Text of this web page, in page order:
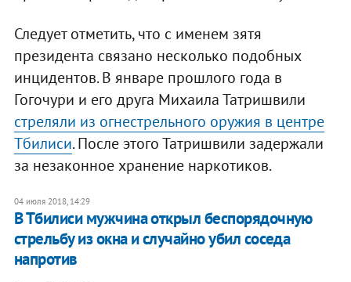
Следует отметить, что с именем зятя
президента связано несколько подобных
инцидентов. В январе прошлого года в
Гогочури и его друга Михаила Татришвили
стреляли из огнестрельного оружия в центре
Тбилиси. После этого Татришвили задержали
за незаконное хранение наркотиков.
04 июля 2018, 14:29
В Тбилиси мужчина открыл беспорядочную
стрельбу из окна и ​случайно убил соседа
напротив